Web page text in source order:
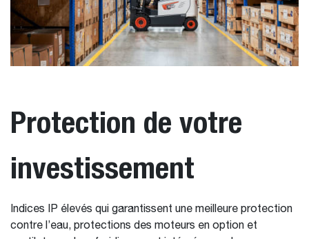
Protection de votre
investissement
Indices IP élevés qui garantissent une meilleure protection
contre l’eau, protections des moteurs en option et